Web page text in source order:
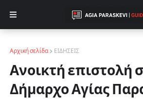
Αρχική σελίδα ΕΙΔΗΣΕΙΣ
Ανοικτή επιστολή
Δήμαρχο Αγίας